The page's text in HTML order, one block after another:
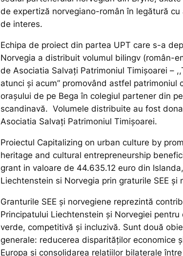
de expertiză norvegiano-român în legătură cu
de interes.
Echipa de proiect din partea UPT care s-a
Norvegia a distribuit volumul bilingv (român-
de Asociatia Salvaţi Patrimoniul Timişoarei –
atunci şi acum” promovând astfel patrimoniul
oraşului de pe Bega în colegiul partener din
scandinavă. Volumele distribuite au fost
Asociatia Salvaţi Patrimoniul Timişoarei.
Proiectul Capitalizing on urban culture by
heritage and cultural entrepreneurship
grant in valoare de 44.635.12 euro din Islanda,
Liechtenstein si Norvegia prin graturile SEE și
Granturile SEE și norvegiene reprezintă
Principatului Liechtenstein și Norvegiei pentru
verde, competitivă și incluzivă. Sunt două
generale: reducerea disparităților economice
Europa și consolidarea relațiilor bilaterale